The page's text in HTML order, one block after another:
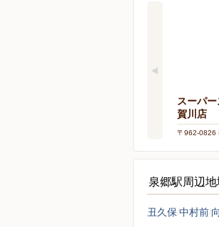
スーパ
賀川店
〒962-0826
泉郷駅周辺
丑久保 中村前